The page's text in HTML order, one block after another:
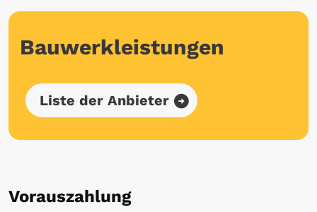
Bauwerkleistungen
Liste der Anbieter
Vorauszahlung